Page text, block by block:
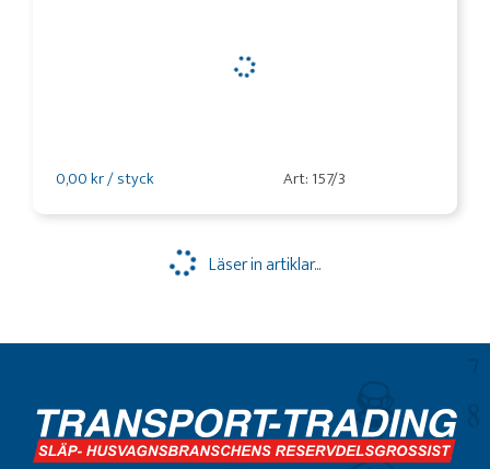
0,00 kr / styck Art: 157/3
Läser in artiklar...